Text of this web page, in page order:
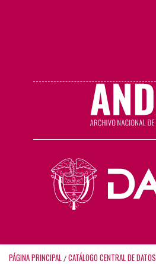
PÁGINA PRINCIPAL / CATÁLOGO CENTRAL DE DATOS